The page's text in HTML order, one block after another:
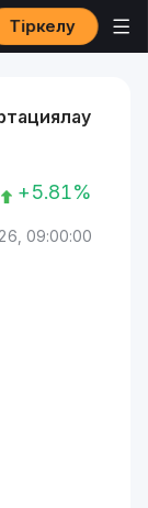
Тіркелу
Infinity to Сол
+5.81%
09:00:00